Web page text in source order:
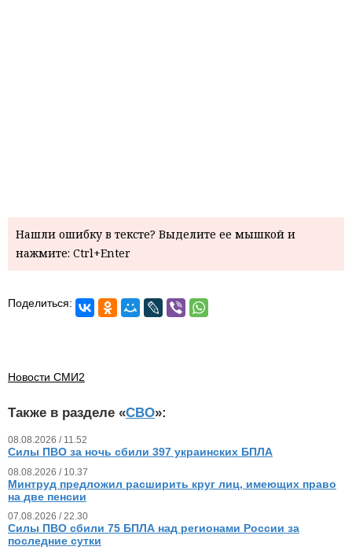
Нашли ошибку в тексте? Выделите ее мышкой и
нажмите: Ctrl+Enter
Поделиться:
Новости СМИ2
Также в разделе «СВО»:
08.08.2026 / 11.52
Силы ПВО за ночь сбили 397 украинских БПЛА
08.08.2026 / 10.37
Минтруд предложил расширить круг лиц, имеющих право
на две пенсии
07.08.2026 / 22.30
Силы ПВО сбили 75 БПЛА над регионами России за
последние сутки